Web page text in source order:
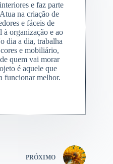
e faz parte
na criação de
e fáceis de
à organização e ao
dia a dia, trabalha
e mobiliário,
quem vai morar
é aquele que
funcionar melhor.
PRÓXIMO